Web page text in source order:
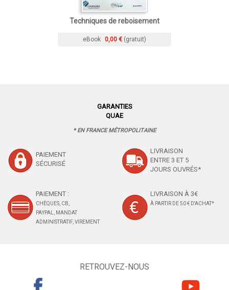
Techniques de reboisement
eBook 0,00 € (gratuit)
GARANTIES
QUAE
* EN FRANCE MÉTROPOLITAINE
PAIEMENT
SÉCURISÉ
LIVRAISON
ENTRE 3 ET 5
JOURS OUVRÉS*
PAIEMENT :
CHÈQUES, CB,
PAYPAL, MANDAT
ADMINISTRATIF, VIREMENT
LIVRAISON À 3€
À PARTIR DE 50 € D'ACHAT*
RETROUVEZ-NOUS